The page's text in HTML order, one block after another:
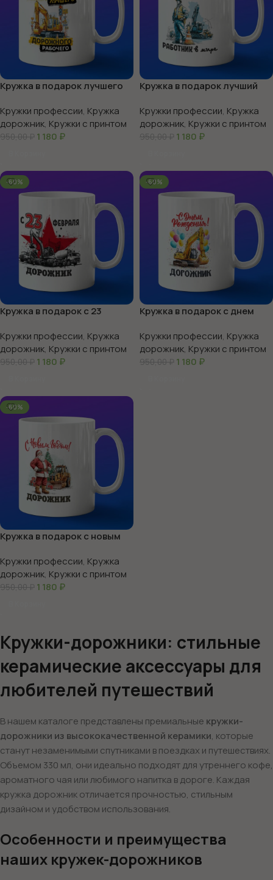
Кружка в подарок лучшего
Кружки профессии, Кружка
дорожник, Кружки с принтом
950,00₽ 1 180 ₽
Кружка в подарок лучший
Кружки профессии, Кружка
дорожник, Кружки с принтом
950,00₽ 1 180 ₽
-60%
Кружка в подарок с 23
Кружки профессии, Кружка
дорожник, Кружки с принтом
950,00₽ 1 180 ₽
-60%
Кружка в подарок с днем
Кружки профессии, Кружка
дорожник, Кружки с принтом
950,00₽ 1 180 ₽
-60%
Кружка в подарок с новым
Кружки профессии, Кружка
дорожник, Кружки с принтом
950,00₽ 1 180 ₽
Кружки-дорожники: стильные
керамические аксессуары для
любителей путешествий
В нашем каталоге представлены премиальные кружки-
дорожники из высококачественной керамики, которые
станут незаменимыми спутниками в поездках и путешествиях.
Объемом 330 мл, они идеально подходят для утреннего кофе,
ароматного чая или любимого напитка в дороге. Каждая
кружка дорожник отличается прочностью, стильным
дизайном и удобством использования.
Особенности и преимущества
наших кружек-дорожников